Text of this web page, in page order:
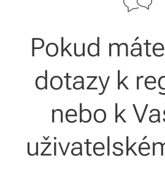
Pokud
dotazy k
nebo k